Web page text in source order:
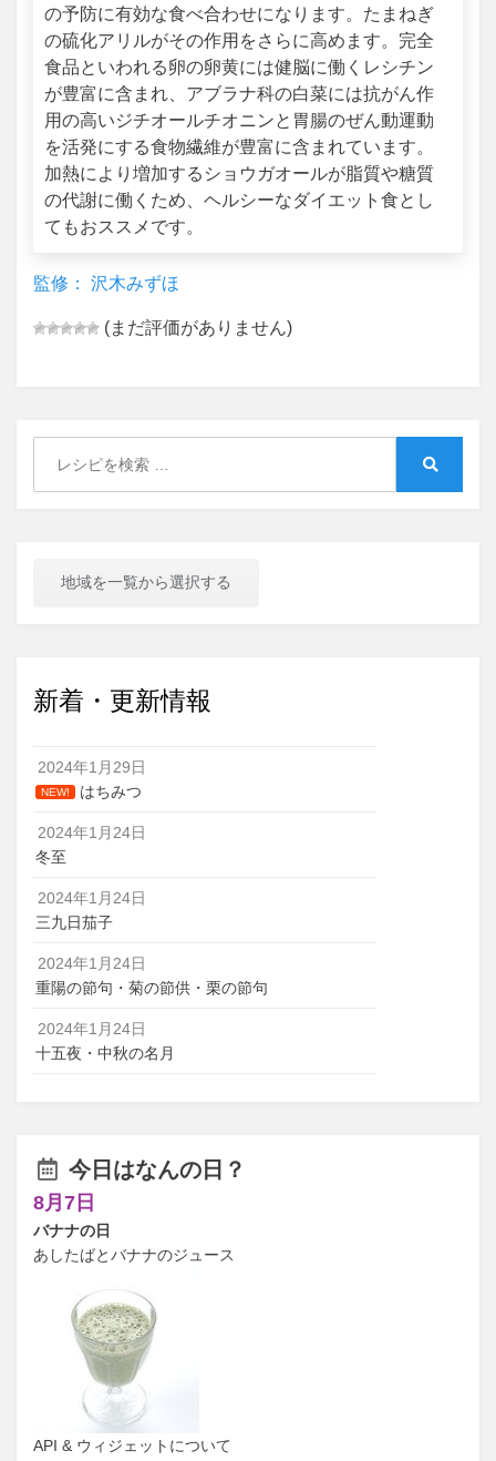
の予防に有効な食べ合わせになります。たまねぎ
の硫化アリルがその作用をさらに高めます。完全
食品といわれる卵の卵黄には健脳に働くレシチン
が豊富に含まれ、アブラナ科の白菜には抗がん作
用の高いジチオールチオニンと胃腸のぜん動運動
を活発にする食物繊維が豊富に含まれています。
加熱により増加するショウガオールが脂質や糖質
の代謝に働くため、ヘルシーなダイエット食とし
てもおススメです。
監修： 沢木みずほ
(まだ評価がありません)
地域を一覧から選択する
新着・更新情報
2024年1月29日
NEW! はちみつ
2024年1月24日
冬至
2024年1月24日
三九日茄子
2024年1月24日
重陽の節句・菊の節供・栗の節句
2024年1月24日
十五夜・中秋の名月
今日はなんの日？
8月7日
バナナの日
あしたばとバナナのジュース
API & ウィジェットについて